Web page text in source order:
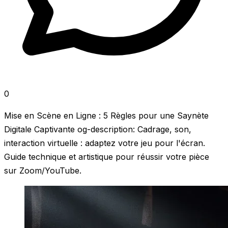
0
Mise en Scène en Ligne : 5 Règles pour une Saynète
Digitale Captivante og-description: Cadrage, son,
interaction virtuelle : adaptez votre jeu pour l'écran.
Guide technique et artistique pour réussir votre pièce
sur Zoom/YouTube.